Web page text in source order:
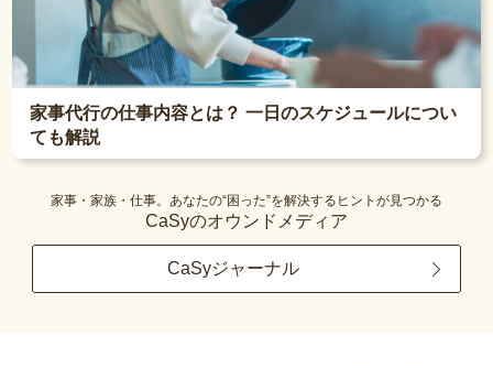
家事代行の仕事内容とは？ 一日のスケジュールについ
ても解説
家事・家族・仕事。あなたの“困った”を解決するヒントが見つかる
CaSyのオウンドメディア
CaSyジャーナル